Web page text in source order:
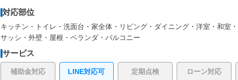
対応部位
キッチン・ トイレ・ 洗面台・ 家全体・ リビング・ ダイニング・ 洋室・ 和室・
サッシ・ 外壁・ 屋根・ ベランダ・バルコニー
サービス
補助金対応 LINE対応可 定期点検 ローン対応